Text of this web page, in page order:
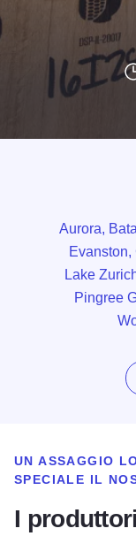
Aurora,
Evanston,
Lake
Pingree
UN ASSAGGIO
SPECIALE IL
I